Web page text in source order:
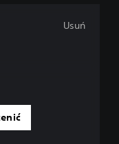
Usuń